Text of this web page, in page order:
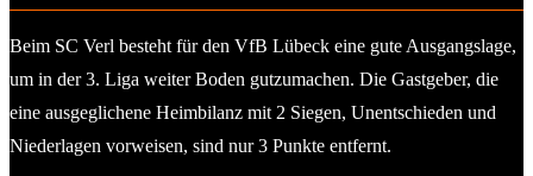
Beim SC Verl besteht für den VfB Lübeck eine gute Ausgangslage,
um in der 3. Liga weiter Boden gutzumachen. Die Gastgeber, die
eine ausgeglichene Heimbilanz mit 2 Siegen, Unentschieden und
Niederlagen vorweisen, sind nur 3 Punkte entfernt.